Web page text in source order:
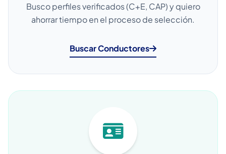
Busco perfiles verificados (C+E, CAP) y quiero
ahorrar tiempo en el proceso de selección.
Buscar Conductores